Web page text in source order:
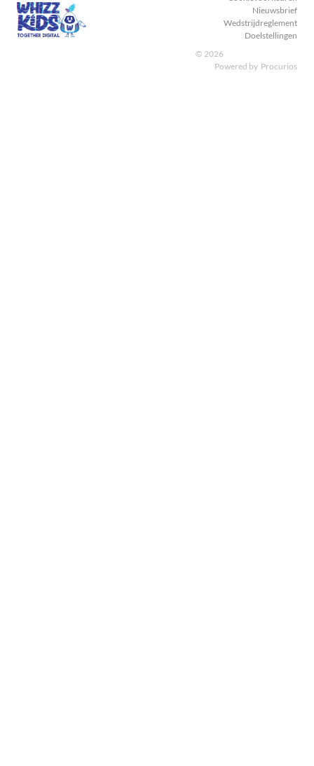
Nieuwsbrief
Wedstrijdreglement
Doelstellingen
© 2026
Powered by Procurios